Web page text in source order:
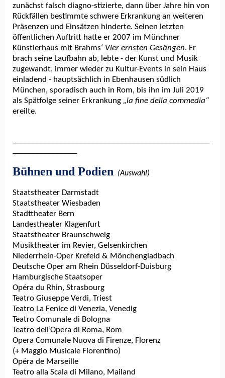
zunächst falsch diagno-stizierte, dann über Jahre hin von
Rückfällen bestimmte schwere Erkrankung an weiteren
Präsenzen und Einsätzen hinderte. Seinen letzten
öffentlichen Auftritt hatte er 2007 im Münchner
Künstlerhaus mit Brahms‘ Vier ernsten Gesängen. Er
brach seine Laufbahn ab, lebte - der Kunst und Musik
zugewandt, immer wieder zu Kultur-Events in sein Haus
einladend - hauptsächlich in Ebenhausen südlich
München, sporadisch auch in Rom, bis ihn im Juli 2019
als Spätfolge seiner Erkrankung „la fine della commedia“
ereilte.
Bühnen und Podien (Auswahl)
Staatstheater Darmstadt
Staatstheater Wiesbaden
Stadttheater Bern
Landestheater Klagenfurt
Staatstheater Braunschweig
Musiktheater im Revier, Gelsenkirchen
Niederrhein-Oper Krefeld & Mönchengladbach
Deutsche Oper am Rhein Düsseldorf-Duisburg
Hamburgische Staatsoper
Opéra du Rhin, Strasbourg
Teatro Giuseppe Verdi, Triest
Teatro La Fenice di Venezia, Venedig
Teatro Comunale di Bologna
Teatro dell’Opera di Roma, Rom
Opera Comunale Nuova di Firenze, Florenz
(+ Maggio Musicale Fiorentino)
Opéra de Marseille
Teatro alla Scala di Milano, Mailand